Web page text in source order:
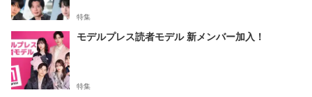
特集
モデルプレス読者モデル 新メンバー加入！
特集